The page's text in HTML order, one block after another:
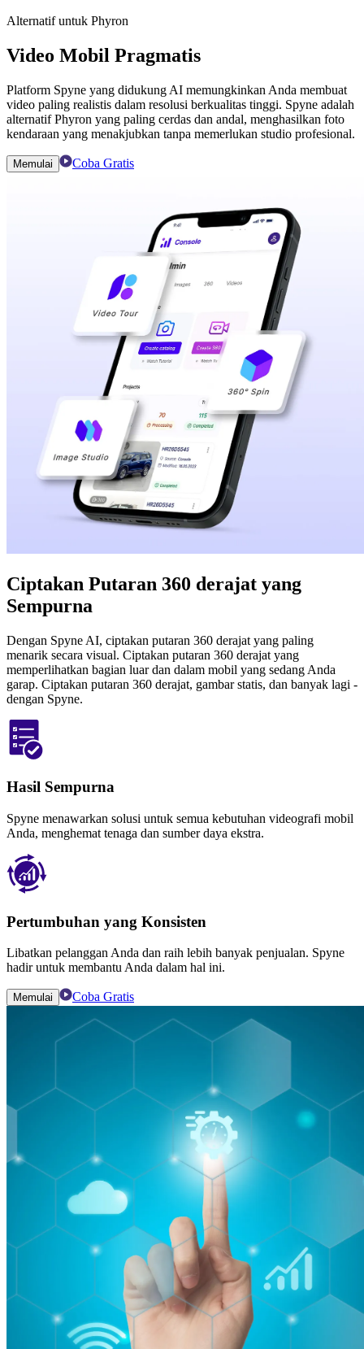
Alternatif untuk Phyron
Video Mobil Pragmatis
Platform Spyne yang didukung AI memungkinkan Anda membuat
video paling realistis dalam resolusi berkualitas tinggi. Spyne adalah
alternatif Phyron yang paling cerdas dan andal, menghasilkan foto
kendaraan yang menakjubkan tanpa memerlukan studio profesional.
Memulai Coba Gratis
Ciptakan Putaran 360 derajat yang
Sempurna
Dengan Spyne AI, ciptakan putaran 360 derajat yang paling
menarik secara visual. Ciptakan putaran 360 derajat yang
memperlihatkan bagian luar dan dalam mobil yang sedang Anda
garap. Ciptakan putaran 360 derajat, gambar statis, dan banyak lagi -
dengan Spyne.
Hasil Sempurna
Spyne menawarkan solusi untuk semua kebutuhan videografi mobil
Anda, menghemat tenaga dan sumber daya ekstra.
Pertumbuhan yang Konsisten
Libatkan pelanggan Anda dan raih lebih banyak penjualan. Spyne
hadir untuk membantu Anda dalam hal ini.
Memulai Coba Gratis